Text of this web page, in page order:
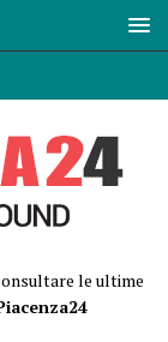
le ultime